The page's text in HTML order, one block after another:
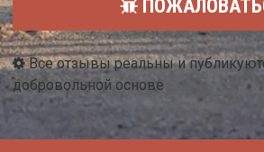
Все отзывы реальны и
добровольной основе